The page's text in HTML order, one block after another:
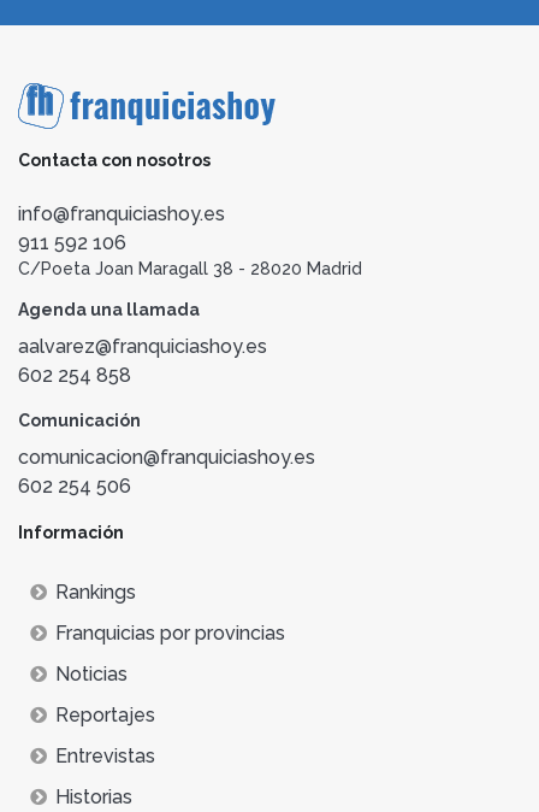
Contacta con nosotros
info@franquiciashoy.es
911 592 106
C/Poeta Joan Maragall 38 - 28020 Madrid
Agenda una llamada
aalvarez@franquiciashoy.es
602 254 858
Comunicación
comunicacion@franquiciashoy.es
602 254 506
Información
Rankings
Franquicias por provincias
Noticias
Reportajes
Entrevistas
Historias